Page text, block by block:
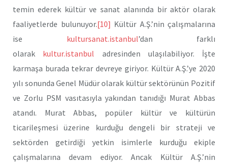
temin ederek kültür ve sanat alanında bir aktör olarak
faaliyetlerde bulunuyor.[10] Kültür A.Ş.’nin çalışmalarına
ise kultursanat.istanbul’dan farklı
olarak kultur.istanbul adresinden ulaşılabiliyor. İşte
karmaşa burada tekrar devreye giriyor. Kültür A.Ş.’ye 2020
yılı sonunda Genel Müdür olarak kültür sektörünün Pozitif
ve Zorlu PSM vasıtasıyla yakından tanıdığı Murat Abbas
atandı. Murat Abbas, popüler kültür ve kültürün
ticarileşmesi üzerine kurduğu dengeli bir strateji ve
sektörden getirdiği yetkin isimlerle kurduğu ekiple
çalışmalarına devam ediyor. Ancak Kültür A.Ş.’nin